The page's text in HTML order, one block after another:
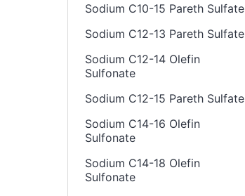
Sodium C10-15 Pareth Sulfate
Sodium C12-13 Pareth Sulfate
Sodium C12-14 Olefin
Sulfonate
Sodium C12-15 Pareth Sulfate
Sodium C14-16 Olefin
Sulfonate
Sodium C14-18 Olefin
Sulfonate